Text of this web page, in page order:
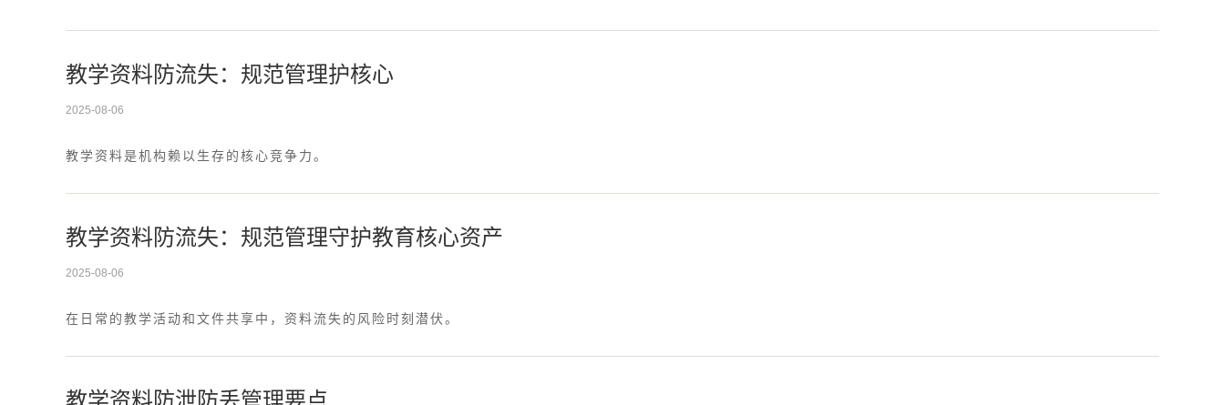
教学资料防流失：规范管理护核心
2025-08-06
教学资料是机构赖以生存的核心竞争力。
教学资料防流失：规范管理守护教育核心资产
2025-08-06
在日常的教学活动和文件共享中，资料流失的风险时刻潜伏。
教学资料防泄防丢管理要点